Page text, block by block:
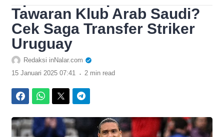
Tawaran Klub Arab Saudi?
Cek Saga Transfer Striker
Uruguay
Redaksi inNalar.com
15 Januari 2025 07:41 . 2 min read